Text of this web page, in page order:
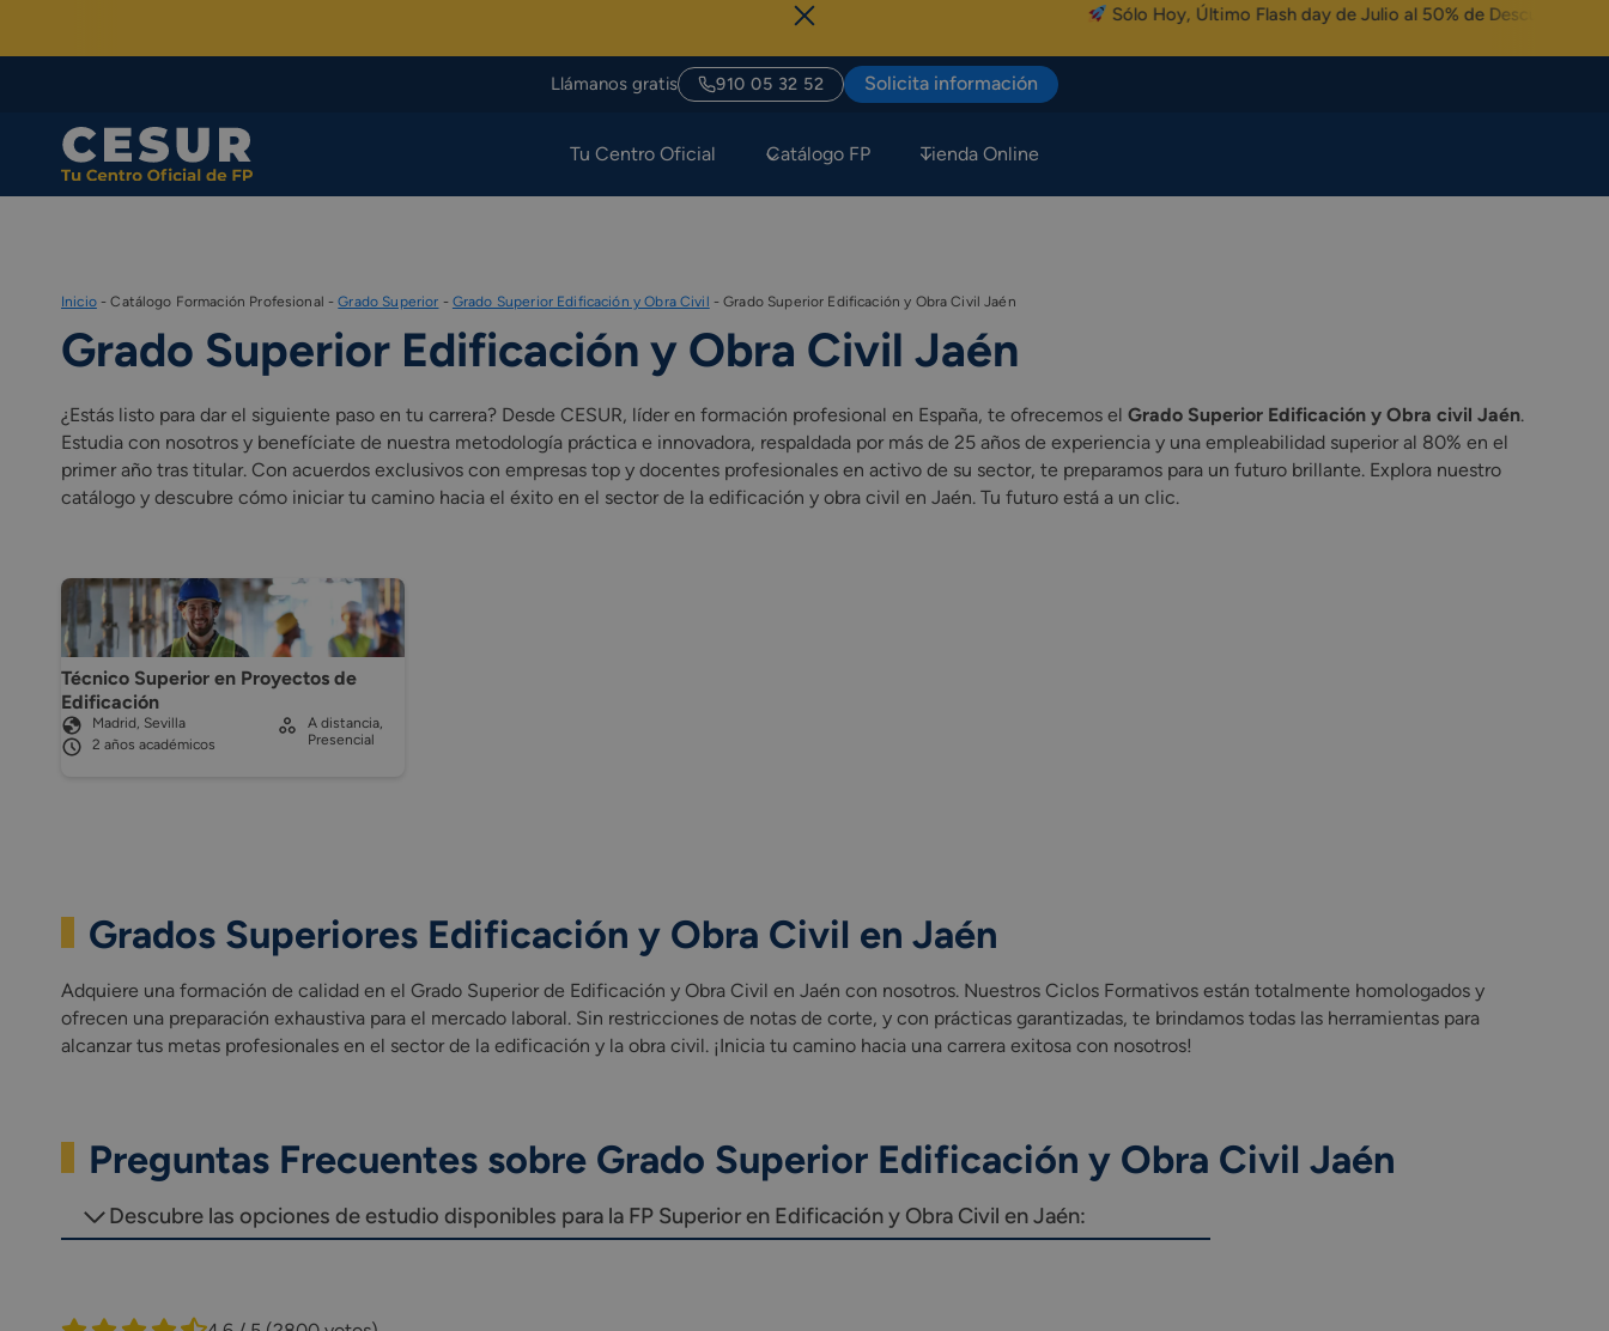
Sólo Hoy, Último Flash day de Julio al 50% de Descuento
Llámanos gratis 910 05 32 52 Solicita información
Tu Centro Oficial Catálogo FP Tienda Online
Inicio-Catálogo Formación Profesional -Grado Superior - Grado Superior Edificación y Obra Civil -Grado Superior Edificación y Obra Civil Jaén
Grado Superior Edificación y Obra Civil Jaén
¿Estás listo para dar el siguiente paso en tu carrera? Desde CESUR, líder en formación profesional en España, te ofrecemos el Grado Superior Edificación y Obra civil Jaén.
Estudia con nosotros y benefíciate de nuestra metodología práctica e innovadora, respaldada por más de 25 años de experiencia y una empleabilidad superior al 80% en el
primer año tras titular. Con acuerdos exclusivos con empresas top y docentes profesionales en activo de su sector, te preparamos para un futuro brillante. Explora nuestro
catálogo y descubre cómo iniciar tu camino hacia el éxito en el sector de la edificación y obra civil en Jaén. Tu futuro está a un clic.
Técnico Superior en Proyectos de
Edificación
Madrid, Sevilla
2 años académicos
A distancia,
Presencial
Grados Superiores Edificación y Obra Civil en Jaén
Adquiere una formación de calidad en el Grado Superior de Edificación y Obra Civil en Jaén con nosotros. Nuestros Ciclos Formativos están totalmente homologados y
ofrecen una preparación exhaustiva para el mercado laboral. Sin restricciones de notas de corte, y con prácticas garantizadas, te brindamos todas las herramientas para
alcanzar tus metas profesionales en el sector de la edificación y la obra civil. ¡Inicia tu camino hacia una carrera exitosa con nosotros!
Preguntas Frecuentes sobre Grado Superior Edificación y Obra Civil Jaén
Descubre las opciones de estudio disponibles para la FP Superior en Edificación y Obra Civil en Jaén: